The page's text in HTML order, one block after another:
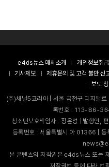
e4ds뉴스 매체소개 개인정보취
기사제보
제휴문의 및 고객 불만 신
보도
(주)채널5코리아 | 서울 금천구 디지털
록번호 : 113-86-
청소년보호책임자 : 장은성 | 발행인
등록번호 : 서울특별시 아 01366 |
본 콘텐츠의 저작권은 e4ds뉴스 또는